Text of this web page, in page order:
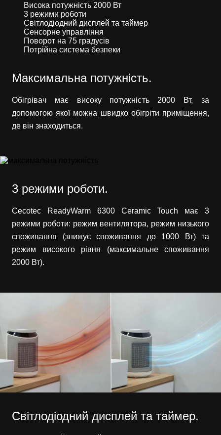
Висока потужність 2000 Вт
3 режими роботи
Світлодіодний дисплей та таймер
Сенсорне управління
Поворот на 75 градусів
Потрійна система безпеки
Максимальна потужність.
Обігрівач має високу потужність 2000 Вт, за
допомогою якої можна швидко обігріти приміщення,
де він знаходиться.
3 режими роботи.
Cecotec ReadyWarm 6300 Ceramic Touch має 3
режими роботи: режим вентилятора, режим низького
споживання (знижує споживання до 1000 Вт) та
режим високого рівня (максимальне споживання
2000 Вт).
Світлодіодний дисплей та таймер.